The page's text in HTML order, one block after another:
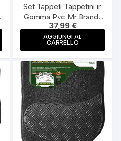
Set Tappeti Tappetini in
Gomma Pvc Mr Brandy
Universali Made in Italy
37,99€
AGGIUNGI AL
CARRELLO